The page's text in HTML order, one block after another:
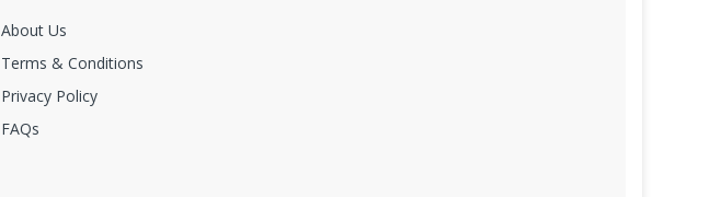
About Us
Terms & Conditions
Privacy Policy
FAQs